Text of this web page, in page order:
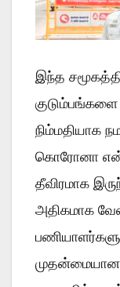
இந்த
குடும்பங்களை
நிம்மதியாக
கொரோனா
தீவிரமாக
அதிகமாக